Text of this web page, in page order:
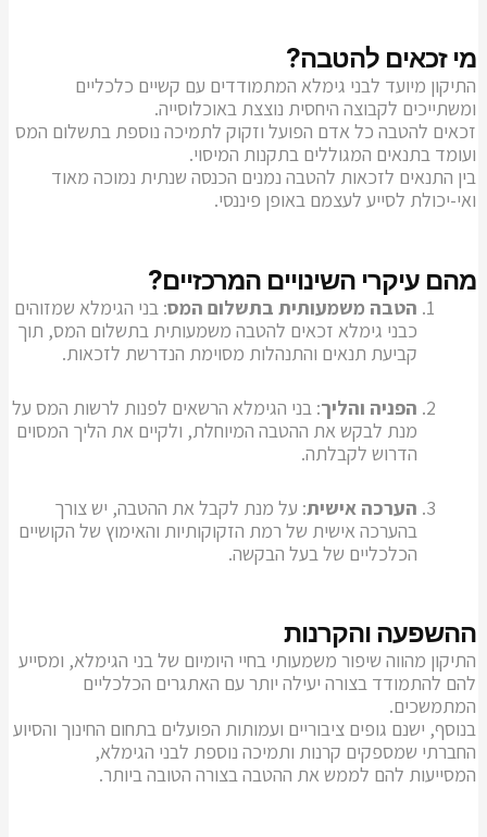
מי זכאים להטבה?
התיקון מיועד לבני גימלא המתמודדים עם קשיים כלכליים
ומשתייכים לקבוצה היחסית נוצצת באוכלוסייה.
זכאים להטבה כל אדם הפועל וזקוק לתמיכה נוספת בתשלום המס
ועומד בתנאים המגוללים בתקנות המיסוי.
בין התנאים לזכאות להטבה נמנים הכנסה שנתית נמוכה מאוד
ואי-יכולת לסייע לעצמם באופן פיננסי.
מהם עיקרי השינויים המרכזיים?
הטבה משמעותית בתשלום המס: בני הגימלא שמזוהים
כבני גימלא זכאים להטבה משמעותית בתשלום המס, תוך
קביעת תנאים והתנהלות מסוימת הנדרשת לזכאות.
הפניה והליך: בני הגימלא הרשאים לפנות לרשות המס על
מנת לבקש את ההטבה המיוחלת, ולקיים את הליך המסוים
הדרוש לקבלתה.
הערכה אישית: על מנת לקבל את ההטבה, יש צורך
בהערכה אישית של רמת הזקוקותיות והאימוץ של הקושיים
הכלכליים של בעל הבקשה.
ההשפעה והקרנות
התיקון מהווה שיפור משמעותי בחיי היומיום של בני הגימלא, ומסייע
להם להתמודד בצורה יעילה יותר עם האתגרים הכלכליים
המתמשכים.
בנוסף, ישנם גופים ציבוריים ועמותות הפועלים בתחום החינוך והסיוע
החברתי שמספקים קרנות ותמיכה נוספת לבני הגימלא,
המסייעות להם לממש את ההטבה בצורה הטובה ביותר.